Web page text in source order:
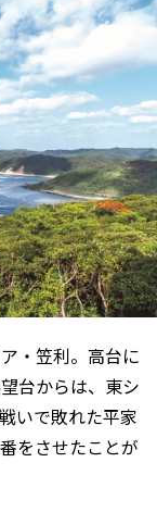
・笠利。高台に
台からは、東シ
いで敗れた平家
をさせたことが